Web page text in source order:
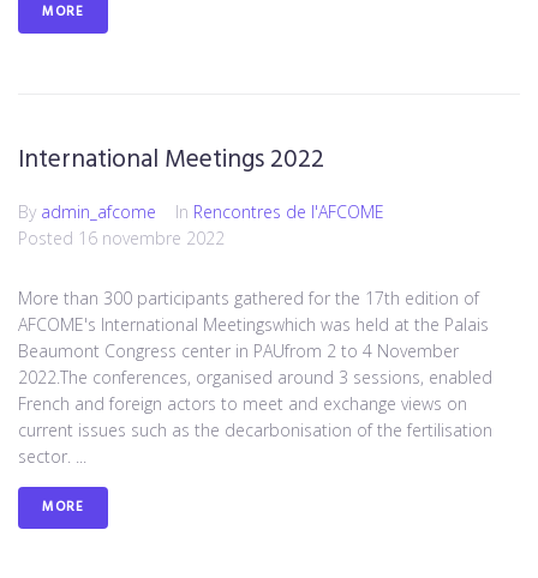
MORE
International Meetings 2022
By admin_afcome In Rencontres de l'AFCOME
Posted 16 novembre 2022
More than 300 participants gathered for the 17th edition of
AFCOME's International Meetingswhich was held at the Palais
Beaumont Congress center in PAUfrom 2 to 4 November
2022.The conferences, organised around 3 sessions, enabled
French and foreign actors to meet and exchange views on
current issues such as the decarbonisation of the fertilisation
sector. ...
MORE